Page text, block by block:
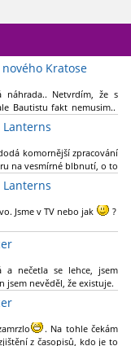
Kratose
Netvrdím, že s
Bautistu fakt nemusim..
komornější zpracování
na vesmírné blbnutí, o to
třeba od filmového
Co je na tom
Jsme v TV nebo jak
?
stránce kvantity materiálu,
a velmi zajímavá volba
škodí to všechno kolem
si to zářez jen kvůli tomu.
a nečetla se lehce, jsem
jsem nevěděl, že existuje.
. Na tohle čekám
z časopisů, kdo je to